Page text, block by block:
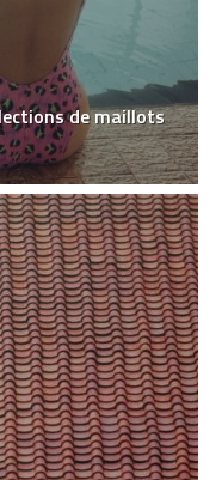
de maillots